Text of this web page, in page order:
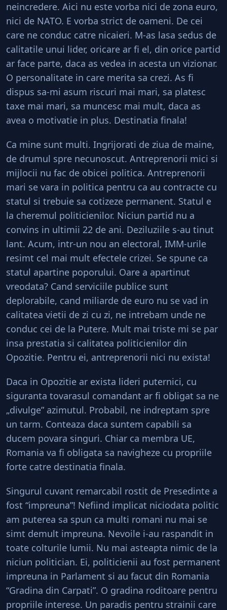
neincredere. Aici nu este vorba nici de zona euro,
nici de NATO. E vorba strict de oameni. De cei
care ne conduc catre nicaieri. M-as lasa sedus de
calitatile unui lider, oricare ar fi el, din orice partid
ar face parte, daca as vedea in acesta un vizionar.
O personalitate in care merita sa crezi. As fi
dispus sa-mi asum riscuri mai mari, sa platesc
taxe mai mari, sa muncesc mai mult, daca as
avea o motivatie in plus. Destinatia finala!
Ca mine sunt multi. Ingrijorati de ziua de maine,
de drumul spre necunoscut. Antreprenorii mici si
mijlocii nu fac de obicei politica. Antreprenorii
mari se vara in politica pentru ca au contracte cu
statul si trebuie sa cotizeze permanent. Statul e
la cheremul politicienilor. Niciun partid nu a
convins in ultimii 22 de ani. Deziluziile s-au tinut
lant. Acum, intr-un nou an electoral, IMM-urile
resimt cel mai mult efectele crizei. Se spune ca
statul apartine poporului. Oare a apartinut
vreodata? Cand serviciile publice sunt
deplorabile, cand miliarde de euro nu se vad in
calitatea vietii de zi cu zi, ne intrebam unde ne
conduc cei de la Putere. Mult mai triste mi se par
insa prestatia si calitatea politicienilor din
Opozitie. Pentru ei, antreprenorii nici nu exista!
Daca in Opozitie ar exista lideri puternici, cu
siguranta tovarasul comandant ar fi obligat sa ne
„divulge” azimutul. Probabil, ne indreptam spre
un tarm. Conteaza daca suntem capabili sa
ducem povara singuri. Chiar ca membra UE,
Romania va fi obligata sa navigheze cu propriile
forte catre destinatia finala.
Singurul cuvant remarcabil rostit de Presedinte a
fost “impreuna”! Nefiind implicat niciodata politic
am puterea sa spun ca multi romani nu mai se
simt demult impreuna. Nevoile i-au raspandit in
toate colturile lumii. Nu mai asteapta nimic de la
niciun politician. Ei, politicienii au fost permanent
impreuna in Parlament si au facut din Romania
“Gradina din Carpati”. O gradina roditoare pentru
propriile interese. Un paradis pentru strainii care